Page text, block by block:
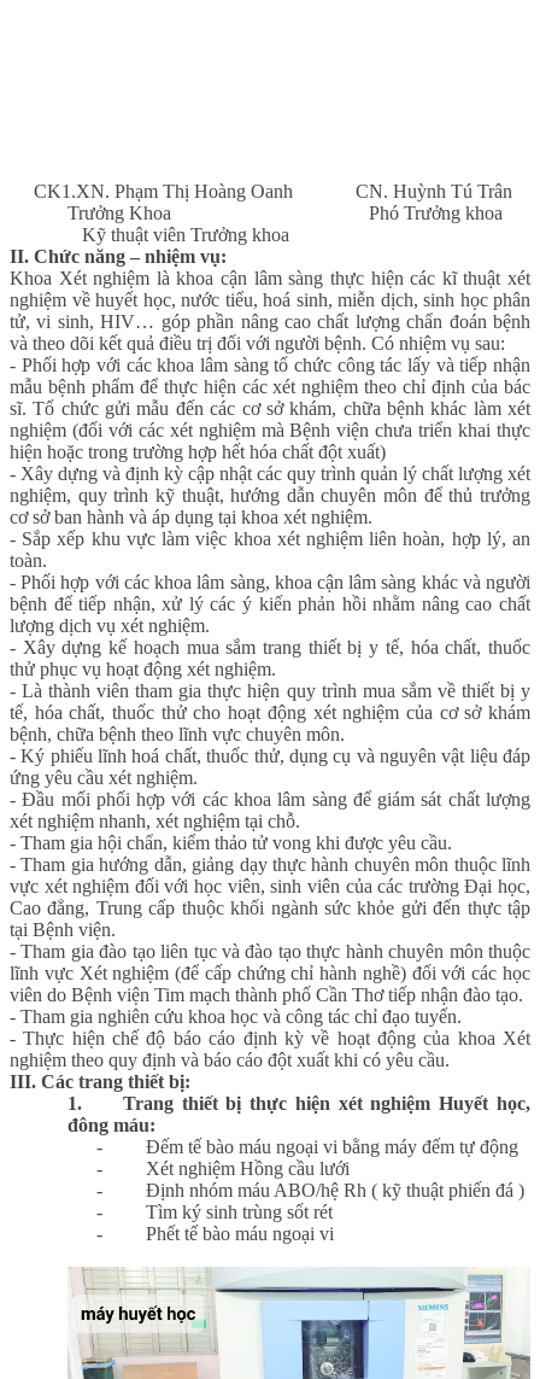
CK1.XN. Phạm Thị Hoàng Oanh             CN. Huỳnh Tú Trân
Trưởng Khoa Phó Trưởng khoa
Kỹ thuật viên Trưởng khoa
II. Chức năng – nhiệm vụ:
Khoa Xét nghiệm là khoa cận lâm sàng thực hiện các kĩ thuật xét
nghiệm về huyết học, nước tiểu, hoá sinh, miễn dịch, sinh học phân
tử, vi sinh, HIV… góp phần nâng cao chất lượng chẩn đoán bệnh
và theo dõi kết quả điều trị đối với người bệnh. Có nhiệm vụ sau:
- Phối hợp với các khoa lâm sàng tổ chức công tác lấy và tiếp nhận
mẫu bệnh phẩm để thực hiện các xét nghiệm theo chỉ định của bác
sĩ. Tổ chức gửi mẫu đến các cơ sở khám, chữa bệnh khác làm xét
nghiệm (đối với các xét nghiệm mà Bệnh viện chưa triển khai thực
hiện hoặc trong trường hợp hết hóa chất đột xuất)
- Xây dựng và định kỳ cập nhật các quy trình quản lý chất lượng xét
nghiệm, quy trình kỹ thuật, hướng dẫn chuyên môn để thủ trưởng
cơ sở ban hành và áp dụng tại khoa xét nghiệm.
- Sắp xếp khu vực làm việc khoa xét nghiệm liên hoàn, hợp lý, an
toàn.
- Phối hợp với các khoa lâm sàng, khoa cận lâm sàng khác và người
bệnh để tiếp nhận, xử lý các ý kiến phản hồi nhằm nâng cao chất
lượng dịch vụ xét nghiệm.
- Xây dựng kế hoạch mua sắm trang thiết bị y tế, hóa chất, thuốc
thử phục vụ hoạt động xét nghiệm.
- Là thành viên tham gia thực hiện quy trình mua sắm về thiết bị y
tế, hóa chất, thuốc thử cho hoạt động xét nghiệm của cơ sở khám
bệnh, chữa bệnh theo lĩnh vực chuyên môn.
- Ký phiếu lĩnh hoá chất, thuốc thử, dụng cụ và nguyên vật liệu đáp
ứng yêu cầu xét nghiệm.
- Đầu mối phối hợp với các khoa lâm sàng để giám sát chất lượng
xét nghiệm nhanh, xét nghiệm tại chỗ.
- Tham gia hội chẩn, kiểm thảo tử vong khi được yêu cầu.
- Tham gia hướng dẫn, giảng dạy thực hành chuyên môn thuộc lĩnh
vực xét nghiệm đối với học viên, sinh viên của các trường Đại học,
Cao đẳng, Trung cấp thuộc khối ngành sức khỏe gửi đến thực tập
tại Bệnh viện.
- Tham gia đào tạo liên tục và đào tạo thực hành chuyên môn thuộc
lĩnh vực Xét nghiệm (để cấp chứng chỉ hành nghề) đối với các học
viên do Bệnh viện Tim mạch thành phố Cần Thơ tiếp nhận đào tạo.
- Tham gia nghiên cứu khoa học và công tác chỉ đạo tuyến.
- Thực hiện chế độ báo cáo định kỳ về hoạt động của khoa Xét
nghiệm theo quy định và báo cáo đột xuất khi có yêu cầu.
III. Các trang thiết bị:
1. Trang thiết bị thực hiện xét nghiệm Huyết học,
đông máu:
- Đếm tế bào máu ngoại vi bằng máy đếm tự động
- Xét nghiệm Hồng cầu lưới
- Định nhóm máu ABO/hệ Rh ( kỹ thuật phiến đá )
- Tìm ký sinh trùng sốt rét
- Phết tế bào máu ngoại vi